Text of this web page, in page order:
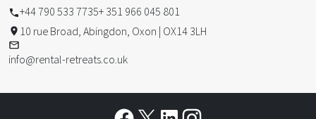
+44 790 533 7735+ 351 966 045 801
10 rue Broad, Abingdon, Oxon | OX14 3LH
info@rental-retreats.co.uk